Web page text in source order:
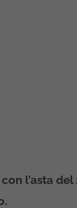
l’asta del